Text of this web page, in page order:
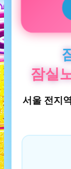
잠실
서울 전지